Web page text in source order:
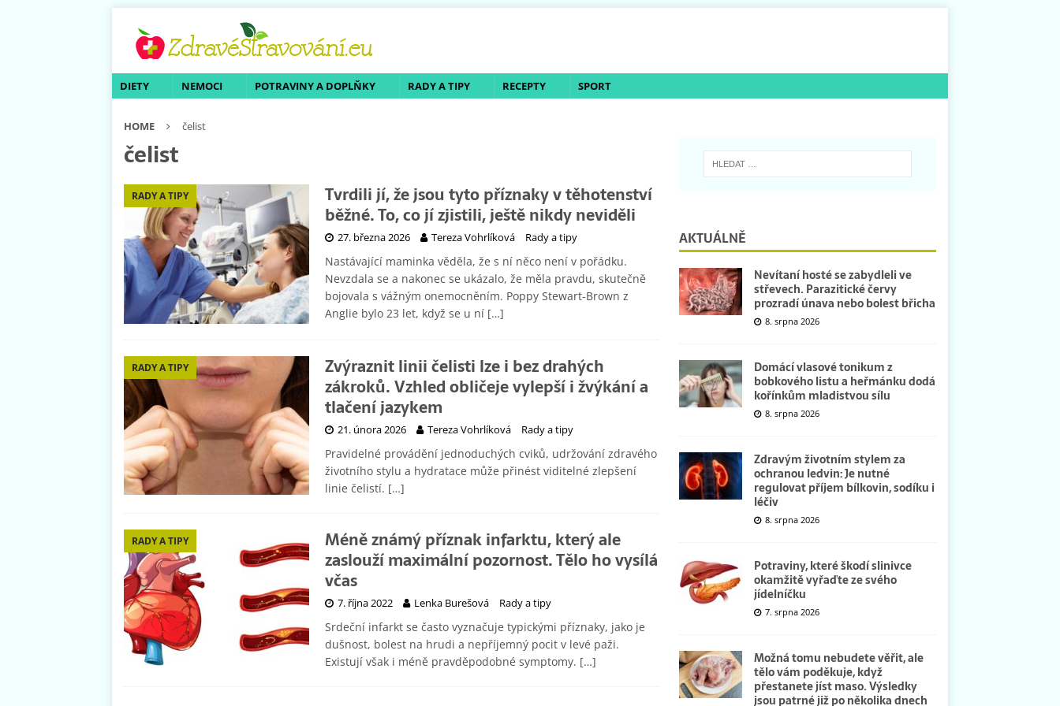
DIETY NEMOCI POTRAVINY A DOPLŇKY RADY A TIPY RECEPTY SPORT
HOME čelist
čelist
RADY A TIPY
Tvrdili jí, že jsou tyto příznaky v těhotenství
běžné. To, co jí zjistili, ještě nikdy neviděli
27. března 2026 Tereza Vohrlíková Rady a tipy
Nastávající maminka věděla, že s ní něco není v pořádku.
Nevzdala se a nakonec se ukázalo, že měla pravdu, skutečně
bojovala s vážným onemocněním. Poppy Stewart-Brown z
Anglie bylo 23 let, když se u ní […]
RADY A TIPY
Zvýraznit linii čelisti lze i bez drahých
zákroků. Vzhled obličeje vylepší i žvýkání a
tlačení jazykem
21. února 2026 Tereza Vohrlíková Rady a tipy
Pravidelné provádění jednoduchých cviků, udržování zdravého
životního stylu a hydratace může přinést viditelné zlepšení
linie čelistí. […]
RADY A TIPY
Méně známý příznak infarktu, který ale
zaslouží maximální pozornost. Tělo ho vysílá
včas
7. října 2022 Lenka Burešová Rady a tipy
Srdeční infarkt se často vyznačuje typickými příznaky, jako je
dušnost, bolest na hrudi a nepříjemný pocit v levé paži.
Existují však i méně pravděpodobné symptomy. […]
AKTUÁLNĚ
Nevítaní hosté se zabydleli ve
střevech. Parazitické červy
prozradí únava nebo bolest břicha
8. srpna 2026
Domácí vlasové tonikum z
bobkového listu a heřmánku dodá
kořínkům mladistvou sílu
8. srpna 2026
Zdravým životním stylem za
ochranou ledvin: Je nutné
regulovat příjem bílkovin, sodíku i
léčiv
8. srpna 2026
Potraviny, které škodí slinivce
okamžitě vyřaďte ze svého
jídelníčku
7. srpna 2026
Možná tomu nebudete věřit, ale
tělo vám poděkuje, když
přestanete jíst maso. Výsledky
jsou patrné již po několika dnech